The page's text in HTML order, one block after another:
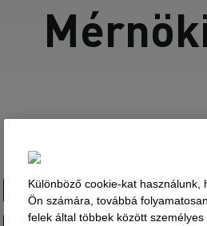
Hídépítés,
Különböző cookie-kat
Ön számára, továbbá
felek által többek között